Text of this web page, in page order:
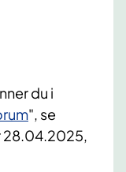
du i
", se
28.04.2025,